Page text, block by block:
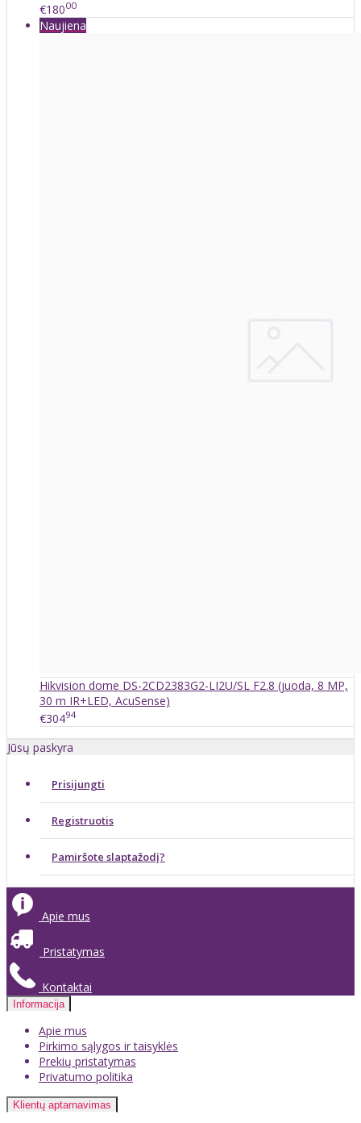
€18000
Naujiena
Hikvision dome DS-2CD2383G2-LI2U/SL F2.8 (juoda, 8 MP,
30 m IR+LED, AcuSense)
€30494
Jūsų paskyra
Prisijungti
Registruotis
Pamiršote slaptažodį?
Apie mus
Pristatymas
Kontaktai
Informacija
Apie mus
Pirkimo sąlygos ir taisyklės
Prekių pristatymas
Privatumo politika
Klientų aptarnavimas